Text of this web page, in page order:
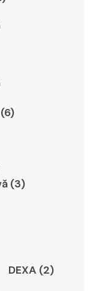
(3)
DEXA (2)